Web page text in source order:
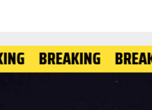
BREAKING BREAKING